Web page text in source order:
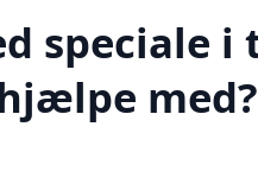
speciale
med?